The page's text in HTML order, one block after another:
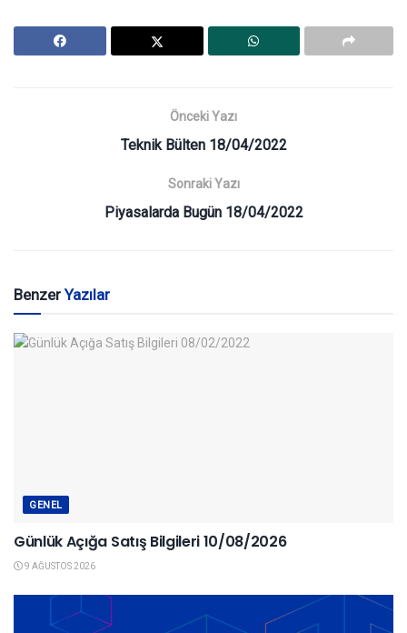
Önceki Yazı
Teknik Bülten 18/04/2022
Sonraki Yazı
Piyasalarda Bugün 18/04/2022
BenzerYazılar
GENEL
Günlük Açığa Satış Bilgileri 10/08/2026
9 AĞUSTOS 2026